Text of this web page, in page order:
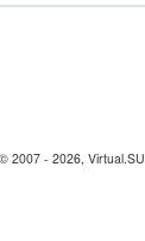
© 2007 - 2026, Virtual.SU